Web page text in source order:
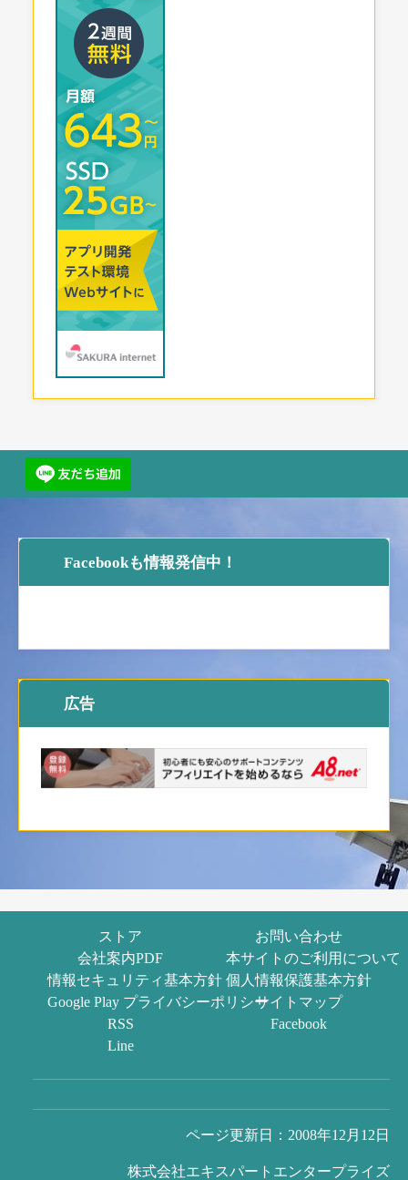
Facebookも情報発信中！
広告
ストア
お問い合わせ
会社案内PDF
本サイトのご利用について
情報セキュリティ基本方針 個人情報保護基本方針
Google Play プライバシーポリシーサイトマップ
RSS
Facebook
Line
ページ更新日：2008年12月12日
株式会社エキスパートエンタープライズ